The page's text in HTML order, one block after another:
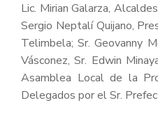
Lic. Mirian Galarza,
Sergio Neptalí Quijano,
Telimbela; Sr. Geovanny
Vásconez, Sr. Edwin
Asamblea Local de la
Delegados por el Sr.